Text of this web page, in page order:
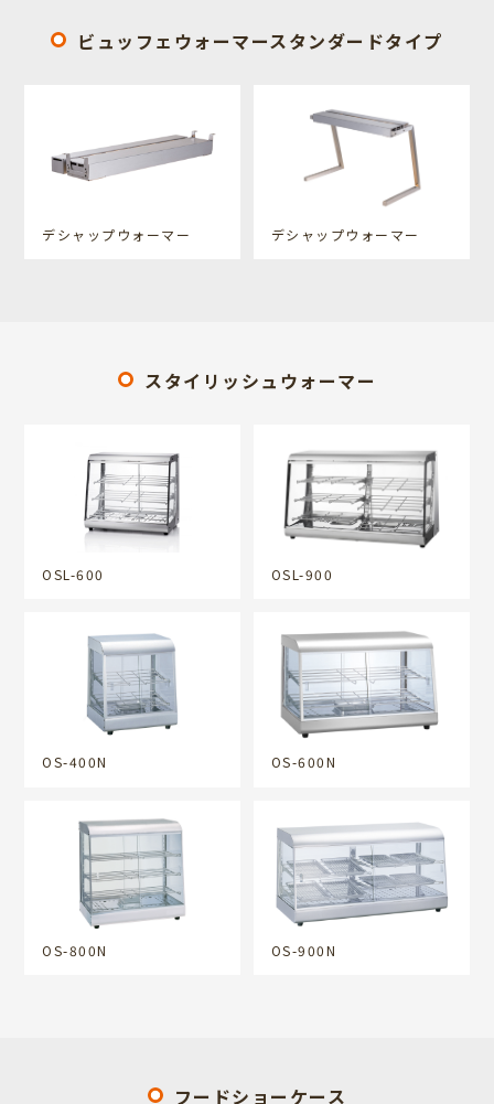
ビュッフェウォーマースタンダードタイプ
デシャップウォーマー デシャップウォーマー
スタイリッシュウォーマー
OSL-600 OSL-900
OS-400N OS-600N
OS-800N OS-900N
フードショーケース